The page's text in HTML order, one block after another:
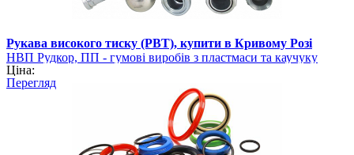
Рукава високого тиску (РВТ), купити в Кривому Розі
НВП Рудкор, ПП - гумові виробів з пластмаси та каучуку
Ціна:
Перегляд